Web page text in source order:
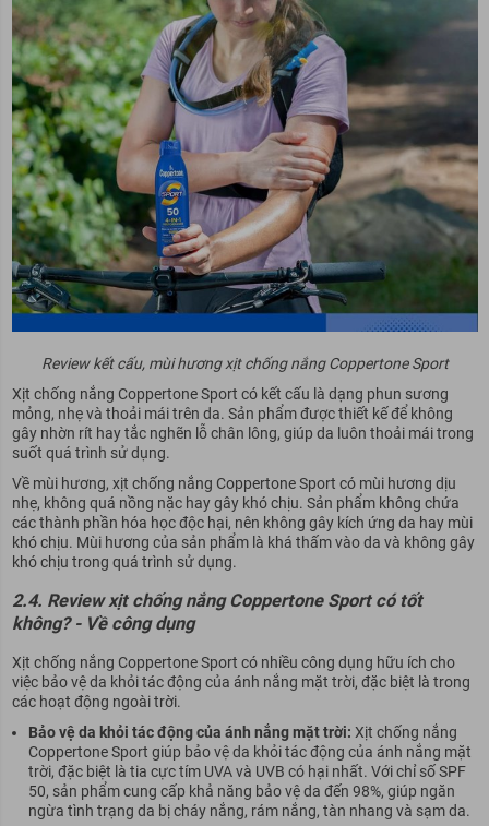
Review kết cấu, mùi hương xịt chống nắng Coppertone Sport
Xịt chống nắng Coppertone Sport có kết cấu là dạng phun sương
mỏng, nhẹ và thoải mái trên da. Sản phẩm được thiết kế để không
gây nhờn rít hay tắc nghẽn lỗ chân lông, giúp da luôn thoải mái trong
suốt quá trình sử dụng.
Về mùi hương, xịt chống nắng Coppertone Sport có mùi hương dịu
nhẹ, không quá nồng nặc hay gây khó chịu. Sản phẩm không chứa
các thành phần hóa học độc hại, nên không gây kích ứng da hay mùi
khó chịu. Mùi hương của sản phẩm là khá thấm vào da và không gây
khó chịu trong quá trình sử dụng.
2.4. Review xịt chống nắng Coppertone Sport có tốt
không? - Về công dụng
Xịt chống nắng Coppertone Sport có nhiều công dụng hữu ích cho
việc bảo vệ da khỏi tác động của ánh nắng mặt trời, đặc biệt là trong
các hoạt động ngoài trời.
Bảo vệ da khỏi tác động của ánh nắng mặt trời: Xịt chống nắng
Coppertone Sport giúp bảo vệ da khỏi tác động của ánh nắng mặt
trời, đặc biệt là tia cực tím UVA và UVB có hại nhất. Với chỉ số SPF
50, sản phẩm cung cấp khả năng bảo vệ da đến 98%, giúp ngăn
ngừa tình trạng da bị cháy nắng, rám nắng, tàn nhang và sạm da.